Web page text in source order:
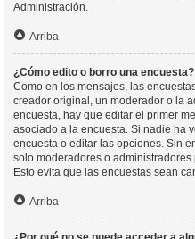
Administración.
Arriba
¿Cómo edito o borro una encuesta?
Como en los mensajes, las
creador original, un moderador o la
encuesta, hay que editar el primer
asociado a la encuesta. Si nadie ha
encuesta o editar las opciones. Sin
solo moderadores o
Esto evita que las encuestas sean
Arriba